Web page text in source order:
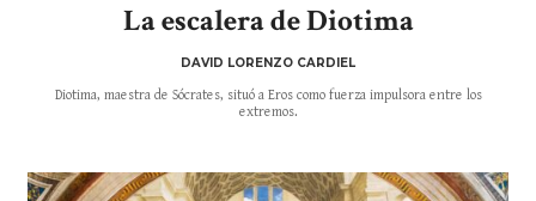
La escalera de Diotima
DAVID LORENZO CARDIEL
Diotima, maestra de Sócrates, situó a Eros como fuerza impulsora entre los
extremos.